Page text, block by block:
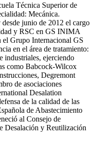
Técnica Superior de
Mecánica.
junio de 2012 el cargo
y RSC en GS INIMA
el Grupo Internacional GS
en el área de tratamiento:
industriales, ejerciendo
como Babcock-Wilcox
Degremont
de asociaciones
Desalation
de la calidad de las
de Abastecimiento
al Consejo de
Desalación y Reutilización